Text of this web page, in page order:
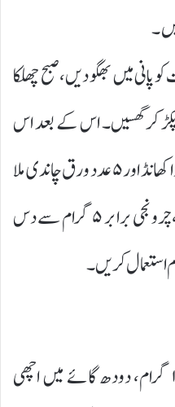
۵ دانہ، رات کو پانی میں بھگو دیں، صبح چھلکا
کر گھسیں۔ اس کے بعد اس
میں ۵۰ گرام مکھن ، ۵۰ گرام بورا کھانڈ اور ۵ عدد ورق چاندی ملا
کر صبح صبح ناشتہ کریں۔ مغز بادام ، چرونجی برابر ۵ گرام سے دس
استعمال کریں۔
مغز بادام شیریں چھلے ہوئے ۱۲۵ گرام، دودھ گائے میں اچھی